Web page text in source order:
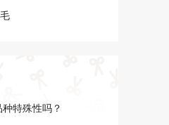
特殊性吗？